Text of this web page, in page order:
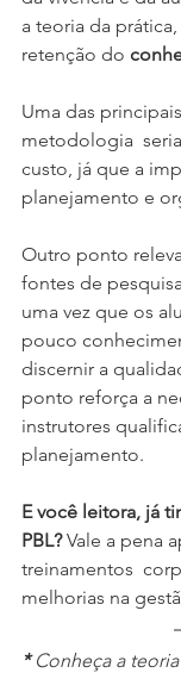
a teoria da
retenção do
Uma das principais
metodologia
custo, já que a
planejamento e
Outro ponto
fontes de
uma vez que os
pouco
discernir a
ponto reforça a
instrutores
planejamento.
E você leitora, já
PBL? Vale a pena
treinamentos
melhorias na
* Conheça a